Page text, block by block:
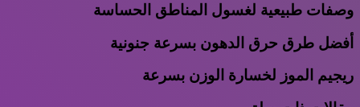
وصفات طبيعية لغسول المناطق الحساسة
أفضل طرق حرق الدهون بسرعة جنونية
ريجيم الموز لخسارة الوزن بسرعة